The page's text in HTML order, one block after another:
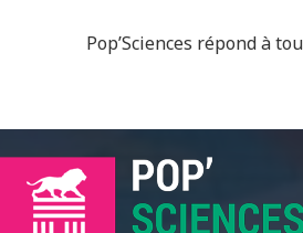
Pop’Sciences répond à